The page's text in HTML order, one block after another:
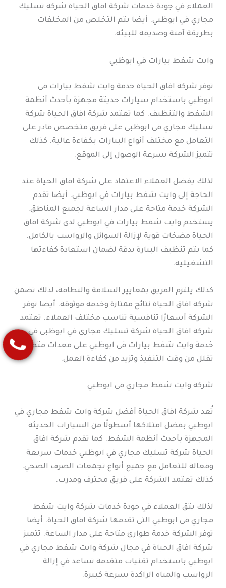
العملاء في جودة خدمات شركة افاق الحياة شركة تسليك
مجاري في ابوظبي. أيضا يتم التخلص من المخلفات
بطريقة آمنة وصديقة للبيئة.
وايت شفط بيارات في ابوظبي
توفر شركة افاق الحياة خدمة وايت شفط بيارات في
ابوظبي باستخدام سيارات حديثة مجهزة بأحدث أنظمة
الشفط والتنظيف. كما تعتمد شركة افاق الحياة شركة
تسليك مجاري في ابوظبي على فريق متخصص قادر على
التعامل مع مختلف أنواع البيارات بكفاءة عالية. كذلك
تتميز الشركة بسرعة الوصول إلى الموقع.
لذلك يفضل العملاء الاعتماد على شركة افاق الحياة عند
الحاجة إلى وايت شفط بيارات في ابوظبي. أيضا تقدم
الشركة خدمة متاحة على مدار الساعة لجميع المناطق.
يستخدم وايت شفط بيارات في ابوظبي لدى شركة افاق
الحياة مضخات قوية لإزالة السوائل والرواسب بالكامل.
كما يتم تنظيف البيارة بدقة لضمان استعادة كفاءتها
التشغيلية.
كذلك يلتزم الفريق بمعايير السلامة والنظافة، لذلك تضمن
شركة افاق الحياة نتائج ممتازة وخدمة موثوقة. أيضا توفر
الشركة أسعارًا تنافسية تناسب مختلف العملاء. تعتمد
شركة افاق الحياة شركة تسليك مجاري في ابوظبي في
خدمة وايت شفط بيارات في ابوظبي على معدات متطورة
تقلل من وقت التنفيذ وتزيد من كفاءة العمل.
شركة وايت شفط مجاري في ابوظبي
تُعد شركة افاق الحياة أفضل شركة وايت شفط مجاري في
ابوظبي بفضل امتلاكها أسطولًا من السيارات الحديثة
المجهزة بأحدث أنظمة الشفط. كما تقدم شركة افاق
الحياة شركة تسليك مجاري في ابوظبي خدمات سريعة
وفعالة للتعامل مع جميع أنواع تجمعات الصرف الصحي.
كذلك تعتمد الشركة على فريق محترف ومدرب.
لذلك يثق العملاء في جودة خدمات شركة وايت شفط
مجاري في ابوظبي التي تقدمها شركة افاق الحياة. أيضا
توفر الشركة خدمة طوارئ متاحة على مدار الساعة. تتميز
شركة افاق الحياة في مجال شركة وايت شفط مجاري في
ابوظبي باستخدام تقنيات متقدمة تساعد في إزالة
الرواسب والمياه الراكدة بسرعة كبيرة.